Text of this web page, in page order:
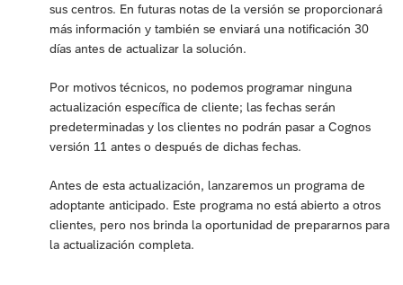
sus centros. En futuras notas de la versión se proporcionará
más información y también se enviará una notificación 30
días antes de actualizar la solución.
Por motivos técnicos, no podemos programar ninguna
actualización específica de cliente; las fechas serán
predeterminadas y los clientes no podrán pasar a Cognos
versión 11 antes o después de dichas fechas.
Antes de esta actualización, lanzaremos un programa de
adoptante anticipado. Este programa no está abierto a otros
clientes, pero nos brinda la oportunidad de prepararnos para
la actualización completa.